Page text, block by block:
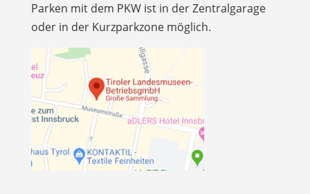
Parken mit dem PKW ist in der Zentralgarage
oder in der Kurzparkzone möglich.